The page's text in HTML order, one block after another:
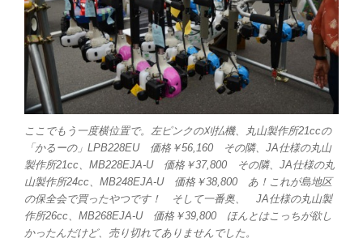
ここでもう一度横位置で。左ピンクの刈払機、丸山製作所21ccの
「かるーの」LPB228EU 価格￥56,160 その隣、JA仕様の丸山
製作所21cc、MB228EJA-U 価格￥37,800 その隣、JA仕様の丸
山製作所24cc、MB248EJA-U 価格￥38,800 あ！これが島地区
の保全会で買ったやつです！ そして一番奥、 JA仕様の丸山製
作所26cc、MB268EJA-U 価格￥39,800 ほんとはこっちが欲し
かったんだけど、売り切れてありませんでした。